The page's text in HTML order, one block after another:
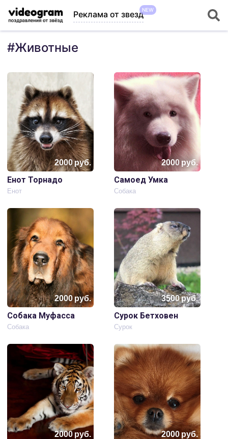
Реклама от звездNEW
#Животные
2000руб.
Енот Торнадо
Енот
2000руб.
Самоед Умка
Собака
2000руб.
Собака Муфасса
Собака
3500руб.
Сурок Бетховен
Сурок
2000руб. 2000руб.